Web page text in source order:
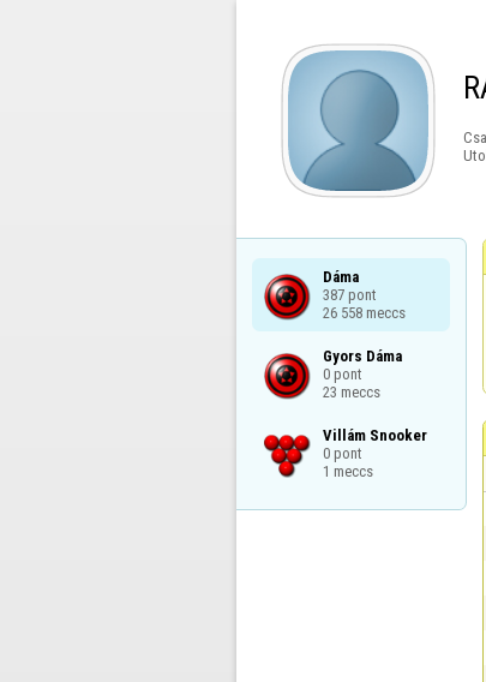
Dáma
387 pont
26 558 meccs
Gyors Dáma
0 pont
23 meccs
Villám Snooker
0 pont
1 meccs